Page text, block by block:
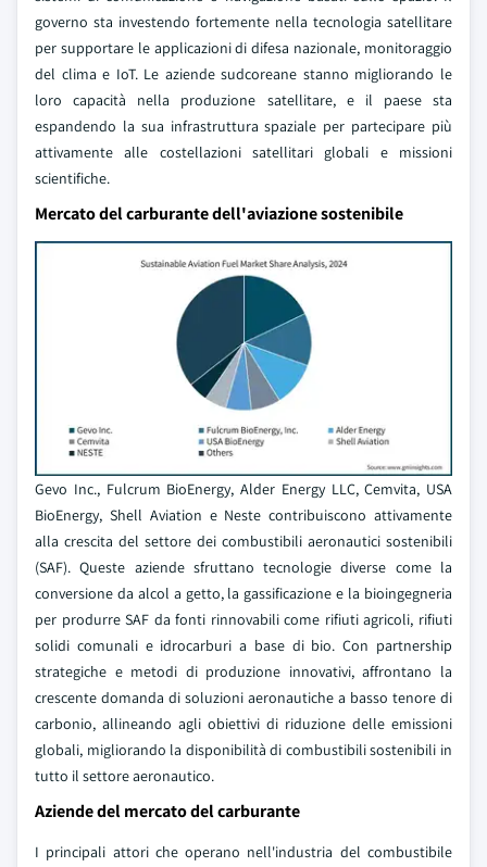
governo sta investendo fortemente nella tecnologia satellitare
per supportare le applicazioni di difesa nazionale, monitoraggio
del clima e IoT. Le aziende sudcoreane stanno migliorando le
loro capacità nella produzione satellitare, e il paese sta
espandendo la sua infrastruttura spaziale per partecipare più
attivamente alle costellazioni satellitari globali e missioni
scientifiche.
Mercato del carburante dell'aviazione sostenibile
Gevo Inc., Fulcrum BioEnergy, Alder Energy LLC, Cemvita, USA
BioEnergy, Shell Aviation e Neste contribuiscono attivamente
alla crescita del settore dei combustibili aeronautici sostenibili
(SAF). Queste aziende sfruttano tecnologie diverse come la
conversione da alcol a getto, la gassificazione e la bioingegneria
per produrre SAF da fonti rinnovabili come rifiuti agricoli, rifiuti
solidi comunali e idrocarburi a base di bio. Con partnership
strategiche e metodi di produzione innovativi, affrontano la
crescente domanda di soluzioni aeronautiche a basso tenore di
carbonio, allineando agli obiettivi di riduzione delle emissioni
globali, migliorando la disponibilità di combustibili sostenibili in
tutto il settore aeronautico.
Aziende del mercato del carburante
I principali attori che operano nell'industria del combustibile